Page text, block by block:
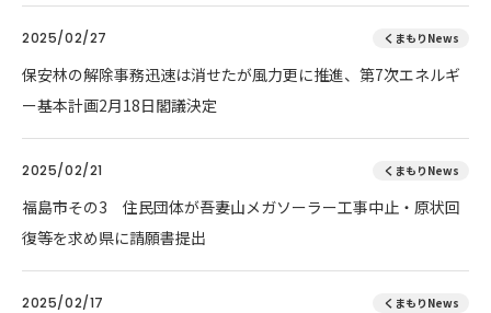
2025/02/27 くまもりNews
保安林の解除事務迅速は消せたが風力更に推進、第7次エネルギ
ー基本計画2月18日閣議決定
2025/02/21 くまもりNews
福島市その3 住民団体が吾妻山メガソーラー工事中止・原状回
復等を求め県に請願書提出
2025/02/17 くまもりNews